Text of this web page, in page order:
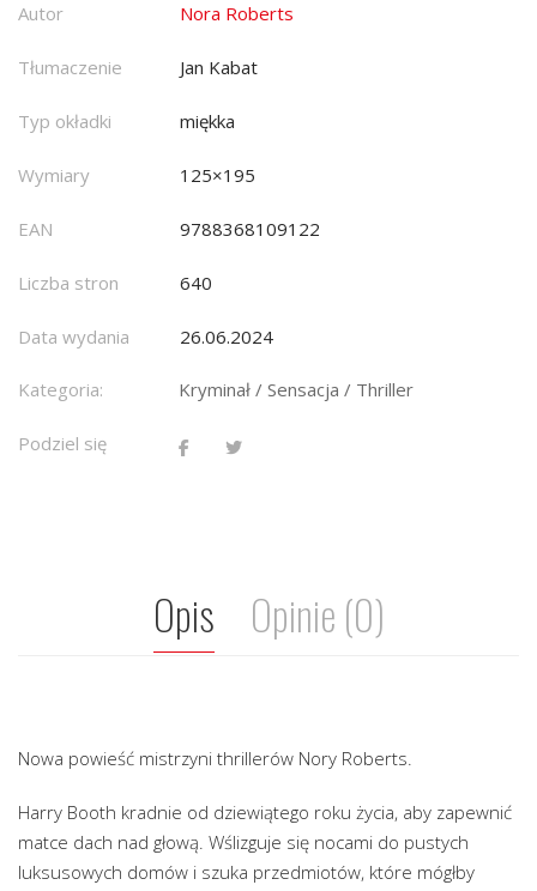
Autor Nora Roberts
Tłumaczenie Jan Kabat
Typ okładki miękka
Wymiary 125×195
EAN 9788368109122
Liczba stron 640
Data wydania 26.06.2024
Kategoria: Kryminał / Sensacja / Thriller
Podziel się
Opis Opinie (0)
Nowa powieść mistrzyni thrillerów Nory Roberts.
Harry Booth kradnie od dziewiątego roku życia, aby zapewnić
matce dach nad głową. Wślizguje się nocami do pustych
luksusowych domów i szuka przedmiotów, które mógłby